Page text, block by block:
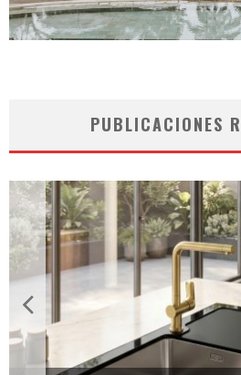
PUBLICACIONES